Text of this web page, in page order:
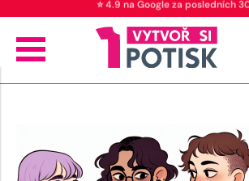
⭐ 4.9 na Google za posledních